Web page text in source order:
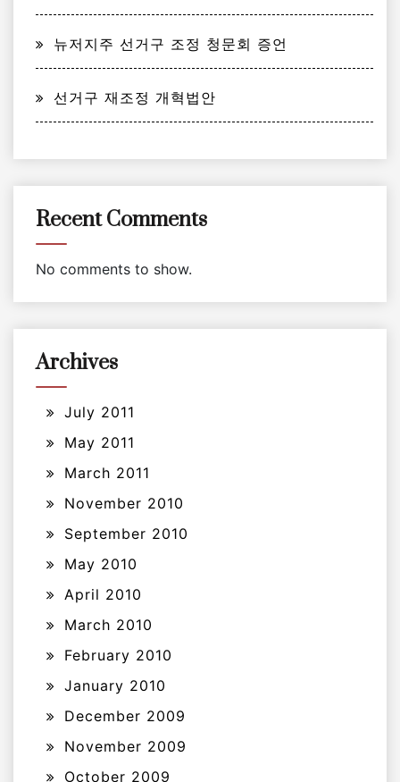
뉴저지주 선거구 조정 청문회 증언
선거구 재조정 개혁법안
Recent Comments
No comments to show.
Archives
July 2011
May 2011
March 2011
November 2010
September 2010
May 2010
April 2010
March 2010
February 2010
January 2010
December 2009
November 2009
October 2009